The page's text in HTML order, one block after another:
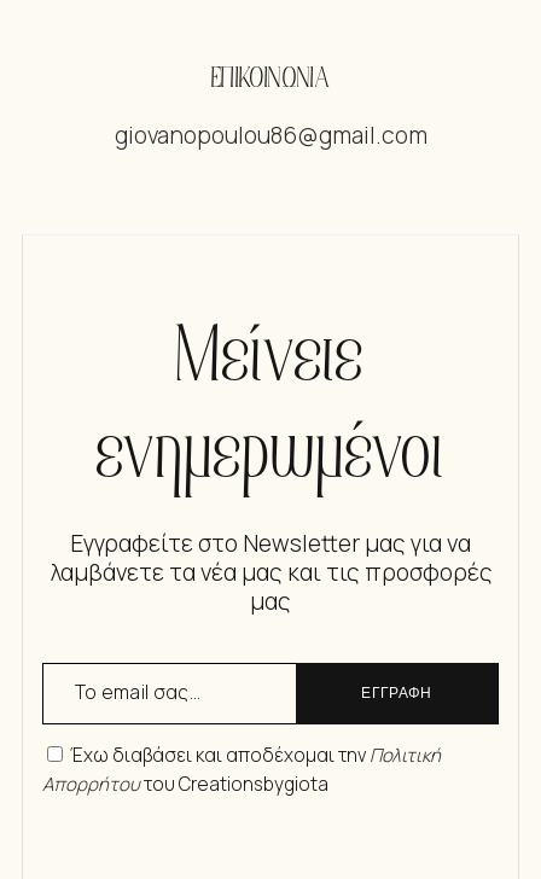
ΕΠΙΚΟΙΝΩΝΙΑ
giovanopoulou86@gmail.com
Μείνετε
ενημερωμένοι
Εγγραφείτε στο Newsletter μας για να
λαμβάνετε τα νέα μας και τις προσφορές
μας
ΕΓΓΡΑΦΗ
Έχω διαβάσει και αποδέχομαι τηνΠολιτική
Απορρήτουτου Creationsbygiota